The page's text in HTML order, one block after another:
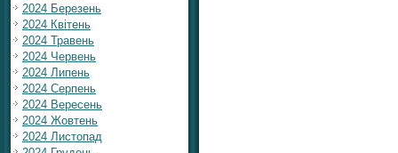
2024 Березень
2024 Квітень
2024 Травень
2024 Червень
2024 Липень
2024 Серпень
2024 Вересень
2024 Жовтень
2024 Листопад